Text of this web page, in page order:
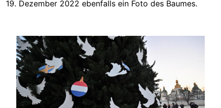
19. Dezember 2022 ebenfalls ein Foto des Baumes.
Image